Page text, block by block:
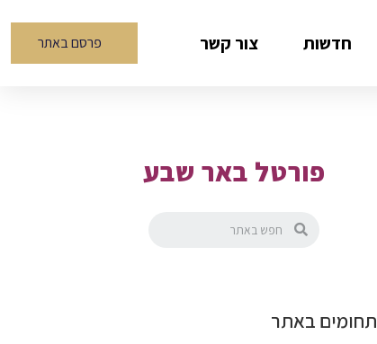
חדשות צור קשר פרסם באתר
פורטל באר שבע
תחומים באתר